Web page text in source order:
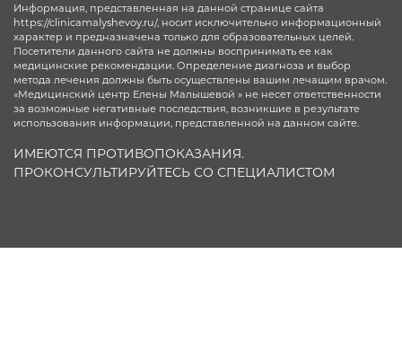
Информация, представленная на данной странице сайта
https://clinicamalyshevoy.ru/, носит исключительно информационный
характер и предназначена только для образовательных целей.
Посетители данного сайта не должны воспринимать ее как
медицинские рекомендации. Определение диагноза и выбор
метода лечения должны быть осуществлены вашим лечащим врачом.
«Медицинский центр Елены Малышевой » не несет ответственности
за возможные негативные последствия, возникшие в результате
использования информации, представленной на данном сайте.
ИМЕЮТСЯ ПРОТИВОПОКАЗАНИЯ.
ПРОКОНСУЛЬТИРУЙТЕСЬ СО СПЕЦИАЛИСТОМ